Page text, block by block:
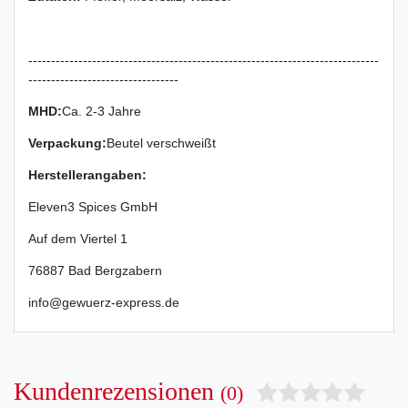
-----------------------------------------------------------------------------
---------------------------------
MHD:Ca. 2-3 Jahre
Verpackung:Beutel verschweißt
Herstellerangaben:
Eleven3 Spices GmbH
Auf dem Viertel 1
76887 Bad Bergzabern
info@gewuerz-express.de
Kundenrezensionen (0)